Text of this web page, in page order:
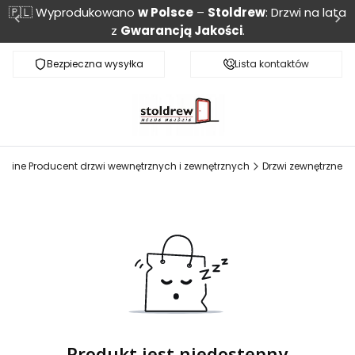
🇵🇱 Wyprodukowano w Polsce – Stoldrew: Drzwi na lata
z Gwarancją Jakości.
Bezpieczna wysyłka Monitoring przesyłki
Lista kontaktów
Producent drzwi wewnętrznych i zewnętrznych Drzwi zewnętrzne